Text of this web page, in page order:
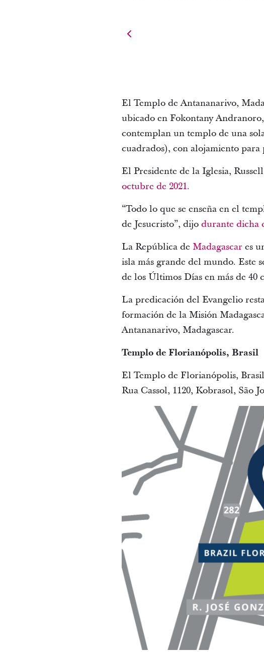
El Templo de Antananarivo,
ubicado en Fokontany
contemplan un templo de una
cuadrados), con alojamiento
El Presidente de la Iglesia,
octubre de 2021.
“Todo lo que se enseña en el
de Jesucristo”, dijo durante dicha
La República de Madagascar es
isla más grande del mundo. Este
de los Últimos Días en más de 40
La predicación del Evangelio
formación de la Misión
Antananarivo, Madagascar.
Templo de Florianópolis, Brasil
El Templo de Florianópolis,
Rua Cassol, 1120, Kobrasol, São